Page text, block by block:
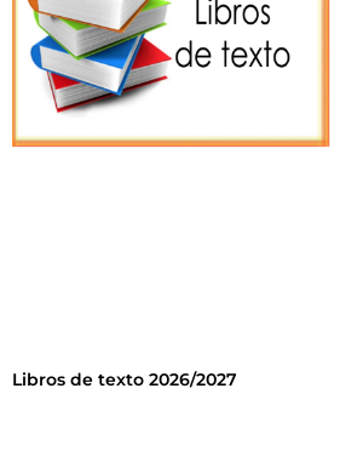
Libros de texto 2026/2027